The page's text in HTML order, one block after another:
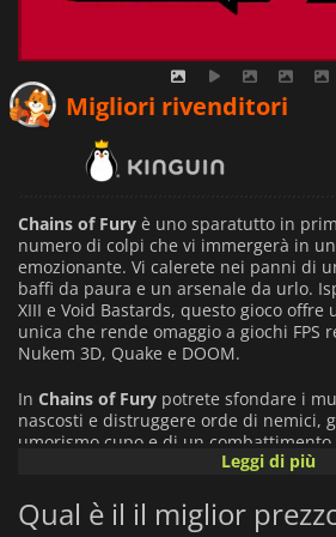
Migliori rivenditori
Chains of Fury è uno sparatutto in
numero di colpi che vi immergerà in
emozionante. Vi calerete nei panni di
baffi da paura e un arsenale da urlo.
XIII e Void Bastards, questo gioco offre
unica che rende omaggio a giochi FPS
Nukem 3D, Quake e DOOM.
In Chains of Fury potrete sfondare i
nascosti e distruggere orde di nemici,
umorismo cupo e di un
un sicario rimasto a lungo
messo in prigione.
Leggi di più
Qual è il il miglior